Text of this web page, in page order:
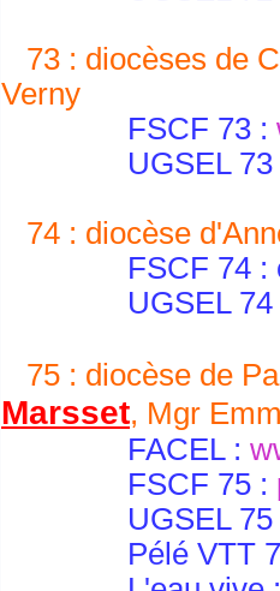
73 : diocèses de
Verny
FSCF 73 :
UGSEL 73 : g-
74 : diocèse
FSCF 74 :
UGSEL 74
75 : diocèse de
Marsset, Mgr
FACEL :
FSCF 75 :
UGSEL 75
Pélé VTT 75 :